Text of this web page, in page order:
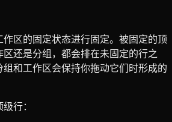
区的固定状态进行固定。被固定的顶
还是分组，都会排在未固定的行之
组和工作区会保持你拖动它们时形成的
行：